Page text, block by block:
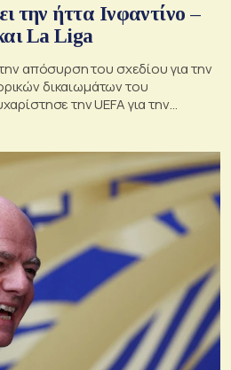
την ήττα Ινφαντίνο –
La Liga
απόσυρση του σχεδίου για την
δικαιωμάτων του
την UEFA για την
την υπόθεση με τη δική της
της La Liga με το